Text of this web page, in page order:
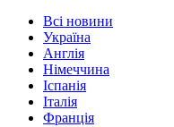
Всі новини
Україна
Англія
Німеччина
Іспанія
Італія
Франція